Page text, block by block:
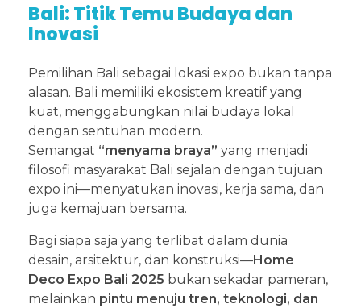
Bali: Titik Temu Budaya dan
Inovasi
Pemilihan Bali sebagai lokasi expo bukan tanpa
alasan. Bali memiliki ekosistem kreatif yang
kuat, menggabungkan nilai budaya lokal
dengan sentuhan modern.
Semangat “menyama braya” yang menjadi
filosofi masyarakat Bali sejalan dengan tujuan
expo ini—menyatukan inovasi, kerja sama, dan
juga kemajuan bersama.
Bagi siapa saja yang terlibat dalam dunia
desain, arsitektur, dan konstruksi—Home
Deco Expo Bali 2025 bukan sekadar pameran,
melainkan pintu menuju tren, teknologi, dan